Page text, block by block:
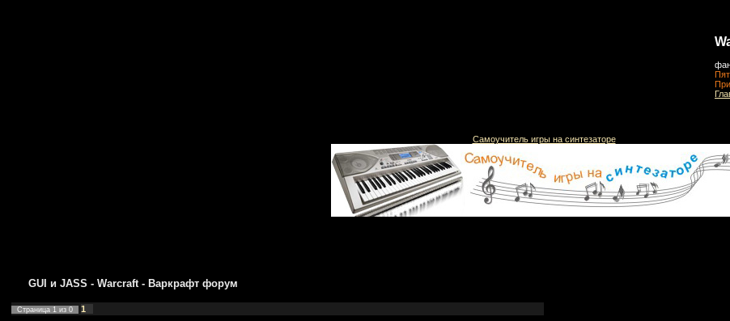
Самоучитель игры на синтезаторе
GUI и JASS - Warcraft - Варкрафт форум
Страница 1из 0
1